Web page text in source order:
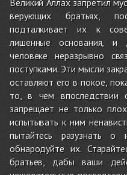
верующих братьях,
подталкивает их к
лишенные основания,
человеке неразрывно
поступками. Эти мысли
оставляют его в покое,
то, в чем впоследствии
запрещает не только
испытывать к ним
пытайтесь разузнать о
обнародуйте их.
братьев, дабы ваши